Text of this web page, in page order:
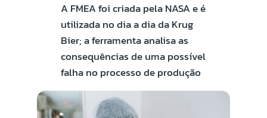
A FMEA foi criada pela NASA e é
utilizada no dia a dia da Krug
Bier; a ferramenta analisa as
consequências de uma possível
falha no processo de produção